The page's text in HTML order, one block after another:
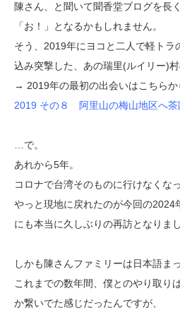
陳さん、と聞いて聞香堂ブログを長
「お！」となるかもしれません。
そう、2019年にヨコと二人で軽トラ
込み突撃した、あの瑞里(ルイリー)村
→ 2019年の最初の出会いはこちら
2019 その８ 阿里山の梅山地区へ茶
…で。
あれから5年。
コロナで台湾そのものに行けなくな
やっと現地に戻れたのが今回の2024
にも本当に久しぶりの再訪となりまし
しかも陳さんファミリーは日本語ま
これまでの数年間、僕とのやり取り
か繋いでた感じだったんですが、